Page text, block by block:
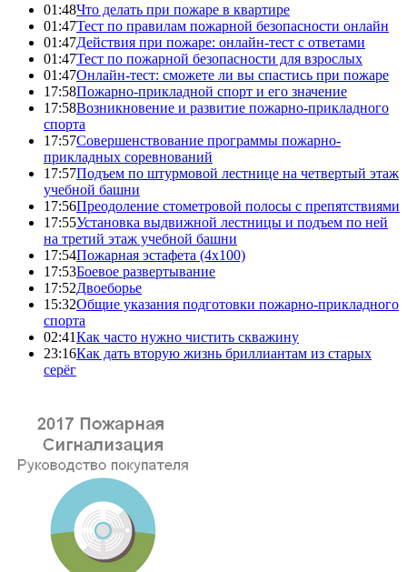
01:48Что делать при пожаре в квартире
01:47Тест по правилам пожарной безопасности онлайн
01:47Действия при пожаре: онлайн-тест с ответами
01:47Тест по пожарной безопасности для взрослых
01:47Онлайн-тест: сможете ли вы спастись при пожаре
17:58Пожарно-прикладной спорт и его значение
17:58Возникновение и развитие пожарно-прикладного
спорта
17:57Совершенствование программы пожарно-
прикладных соревнований
17:57Подъем по штурмовой лестнице на четвертый этаж
учебной башни
17:56Преодоление стометровой полосы с препятствиями
17:55Установка выдвижной лестницы и подъем по ней
на третий этаж учебной башни
17:54Пожарная эстафета (4x100)
17:53Боевое развертывание
17:52Двоеборье
15:32Общие указания подготовки пожарно-прикладного
спорта
02:41Как часто нужно чистить скважину
23:16Как дать вторую жизнь бриллиантам из старых
серёг